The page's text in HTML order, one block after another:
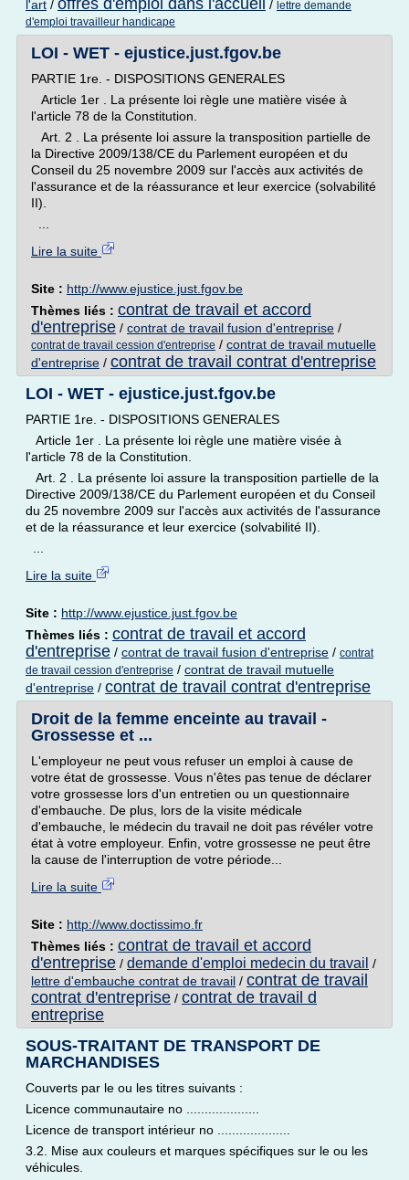
l'art / offres d'emploi dans l'accueil / lettre demande
d'emploi travailleur handicape
LOI - WET - ejustice.just.fgov.be
PARTIE 1re. - DISPOSITIONS GENERALES
Article 1er . La présente loi règle une matière visée à
l'article 78 de la Constitution.
Art. 2 . La présente loi assure la transposition partielle de
la Directive 2009/138/CE du Parlement européen et du
Conseil du 25 novembre 2009 sur l'accès aux activités de
l'assurance et de la réassurance et leur exercice (solvabilité
II).
Lire la suite
Site : http://www.ejustice.just.fgov.be
Thèmes liés : contrat de travail et accord
d'entreprise / contrat de travail fusion d'entreprise /
contrat de travail cession d'entreprise / contrat de travail mutuelle
d'entreprise / contrat de travail contrat d'entreprise
LOI - WET - ejustice.just.fgov.be
PARTIE 1re. - DISPOSITIONS GENERALES
Article 1er . La présente loi règle une matière visée à
l'article 78 de la Constitution.
Art. 2 . La présente loi assure la transposition partielle de la
Directive 2009/138/CE du Parlement européen et du Conseil
du 25 novembre 2009 sur l'accès aux activités de l'assurance
et de la réassurance et leur exercice (solvabilité II).
Lire la suite
Site : http://www.ejustice.just.fgov.be
Thèmes liés : contrat de travail et accord
d'entreprise / contrat de travail fusion d'entreprise / contrat
de travail cession d'entreprise / contrat de travail mutuelle
d'entreprise / contrat de travail contrat d'entreprise
Droit de la femme enceinte au travail -
Grossesse et ...
L'employeur ne peut vous refuser un emploi à cause de
votre état de grossesse. Vous n'êtes pas tenue de déclarer
votre grossesse lors d'un entretien ou un questionnaire
d'embauche. De plus, lors de la visite médicale
d'embauche, le médecin du travail ne doit pas révéler votre
état à votre employeur. Enfin, votre grossesse ne peut être
la cause de l'interruption de votre période...
Lire la suite
Site : http://www.doctissimo.fr
Thèmes liés : contrat de travail et accord
d'entreprise / demande d'emploi medecin du travail /
lettre d'embauche contrat de travail / contrat de travail
contrat d'entreprise / contrat de travail d
entreprise
SOUS-TRAITANT DE TRANSPORT DE
MARCHANDISES
Couverts par le ou les titres suivants :
Licence communautaire no ....................
Licence de transport intérieur no ....................
3.2. Mise aux couleurs et marques spécifiques sur le ou les
véhicules.